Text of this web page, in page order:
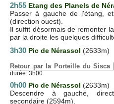
2h55 Etang des Planels de
Passer à gauche de l'étang,
(direction ouest).
Il suffit désormais de remonter
par la droite les quelques
3h30 Pic de Nérassol (2633m)
Retour par la Porteille du Sisca
durée: 3h00
0h00 Pic de Nérassol (2633m)
Descendre à gauche,
secondaire (2594m).